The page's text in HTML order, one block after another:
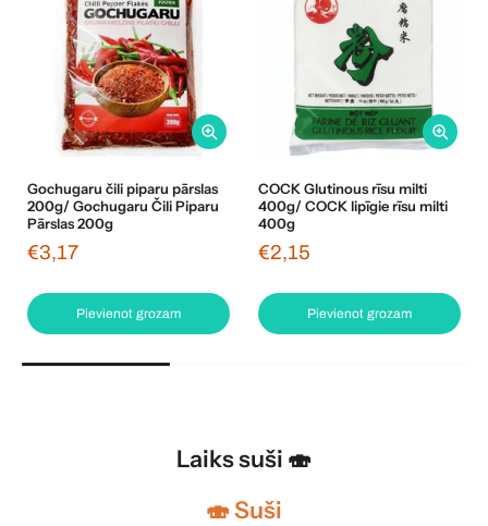
Gochugaru čili piparu pārslas
200g/ Gochugaru Čili Piparu
Pārslas 200g
€3,17
Pievienot grozam
COCK Glutinous rīsu milti
400g/ COCK lipīgie rīsu milti
400g
€2,15
Pievienot grozam
Laiks suši 🍣
🍣 Suši